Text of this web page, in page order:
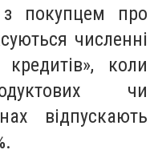
покупцем про
численні
коли
чи
відпускають